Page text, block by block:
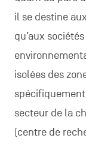
il se destine
qu’aux
isolées des
secteur de la
(centre de